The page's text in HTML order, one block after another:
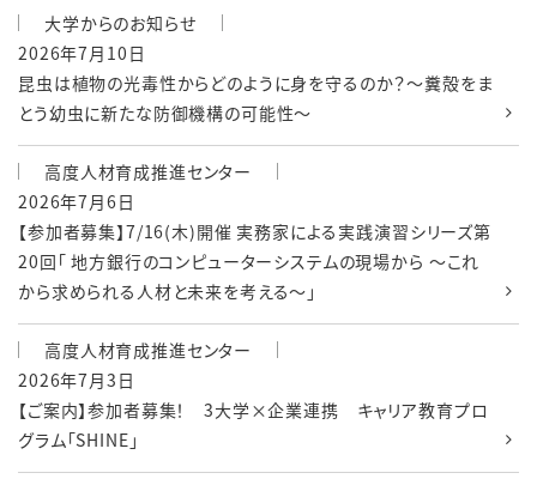
大学からのお知らせ
2026年7月10日
昆虫は植物の光毒性からどのように身を守るのか？～糞殻をま
とう幼虫に新たな防御機構の可能性～
高度人材育成推進センター
2026年7月6日
【参加者募集】7/16(木)開催 実務家による実践演習シリーズ第
20回「 地方銀行のコンピューターシステムの現場から ～これ
から求められる人材と未来を考える～」
高度人材育成推進センター
2026年7月3日
【ご案内】参加者募集！ 3大学×企業連携 キャリア教育プロ
グラム「SHINE」